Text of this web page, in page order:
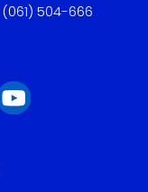
504-666